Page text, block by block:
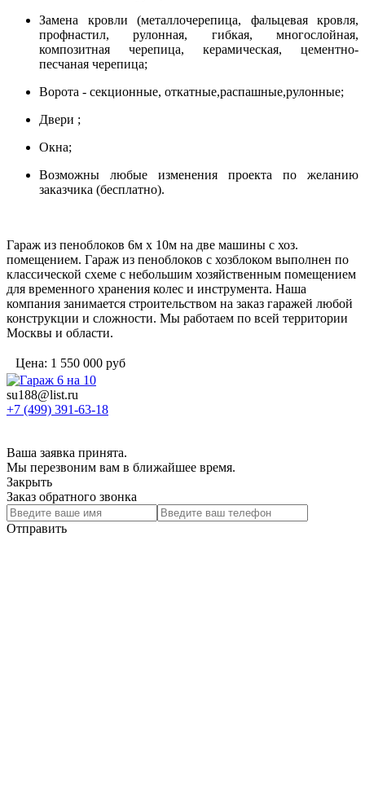
Замена кровли (металлочерепица, фальцевая кровля,
профнастил, рулонная, гибкая, многослойная,
композитная черепица, керамическая, цементно-
песчаная черепица;
Ворота - секционные, откатные,распашные,рулонные;
Двери ;
Окна;
Возможны любые изменения проекта по желанию
заказчика (бесплатно).
Гараж из пеноблоков 6м х 10м на две машины с хоз.
помещением. Гараж из пеноблоков с хозблоком выполнен по
классической схеме с небольшим хозяйственным помещением
для временного хранения колес и инструмента. Наша
компания занимается строительством на заказ гаражей любой
конструкции и сложности. Мы работаем по всей территории
Москвы и области.
Цена: 1 550 000 руб
su188@list.ru
+7 (499) 391-63-18
Ваша заявка принята.
Мы перезвоним вам в ближайшее время.
Закрыть
Заказ обратного звонка
Отправить